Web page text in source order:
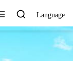
Language